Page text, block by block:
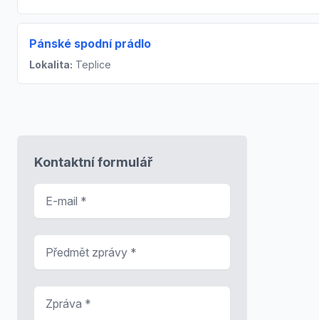
Pánské spodní prádlo
Lokalita: Teplice
Kontaktní formulář